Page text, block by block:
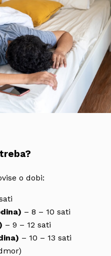
o dobi:
– 8 – 10 sati
– 9 – 12 sati
– 10 – 13 sati